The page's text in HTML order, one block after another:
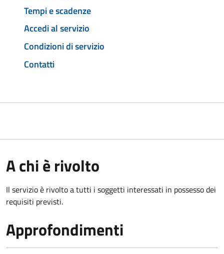
Tempi e scadenze
Accedi al servizio
Condizioni di servizio
Contatti
A chi è rivolto
Il servizio è rivolto a tutti i soggetti interessati in possesso dei
requisiti previsti.
Approfondimenti